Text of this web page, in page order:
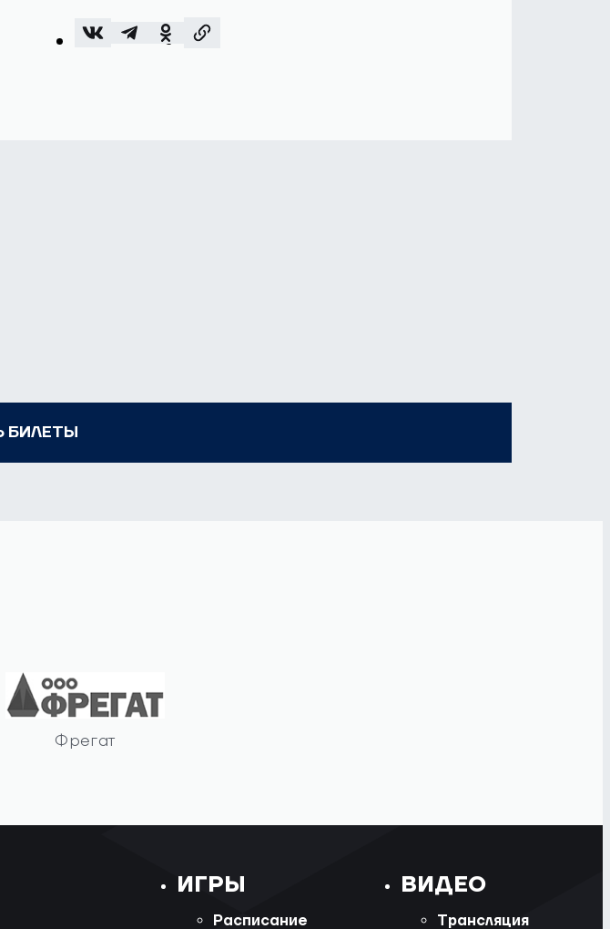
БИЛЕТЫ
Фрегат
ИГРЫ
Расписание
ВИДЕО
Трансляция